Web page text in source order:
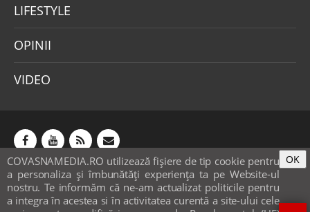
LIFESTYLE
OPINII
VIDEO
COVASNAMEDIA.RO utilizează fişiere de tip cookie pentru
a personaliza și îmbunătăți experiența ta pe Website-ul
nostru. Te informăm că ne-am actualizat politicile pentru
a integra în acestea si în activitatea curentă a site-ului cele
OK
Abonamente Publicitate
Mica publicitate
Contact
Sondaje
POLITICA COOKIE-URI & GDPR
© covasnamedia.ro. Website bysofthost.